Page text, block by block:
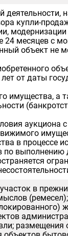
купли-
24 месяцев с
объект не
от даты
имущества, а
аукциона
в процессе
по
в